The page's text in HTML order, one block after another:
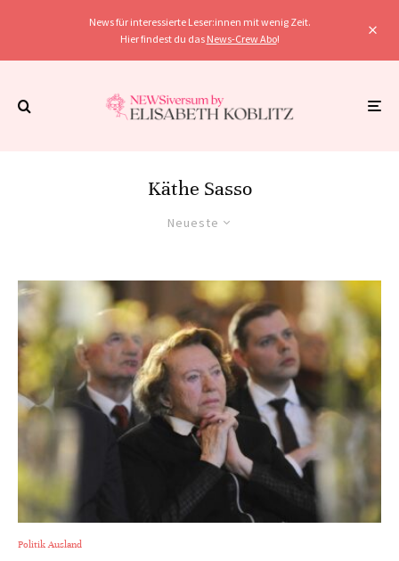
News für interessierte Leser:innen mit wenig Zeit.
Hier findest du das News-Crew Abo!
Käthe Sasso
Neueste
Politik Ausland